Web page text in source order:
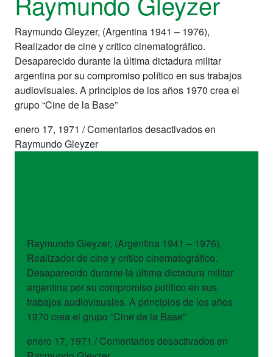
Raymundo Gleyzer, (Argentina 1941 – 1976),
Realizador de cine y crítico cinematográfico.
Desaparecido durante la última dictadura militar
argentina por su compromiso político en sus trabajos
audiovisuales. A principios de los años 1970 crea el
grupo “Cine de la Base”
enero 17, 1971 /Comentarios desactivadosen
Raymundo Gleyzer
Raymundo Gleyzer, (Argentina 1941 – 1976),
Realizador de cine y crítico cinematográfico.
Desaparecido durante la última dictadura militar
argentina por su compromiso político en sus
trabajos audiovisuales. A principios de los años
1970 crea el grupo “Cine de la Base”
enero 17, 1971 / Comentarios desactivadosen